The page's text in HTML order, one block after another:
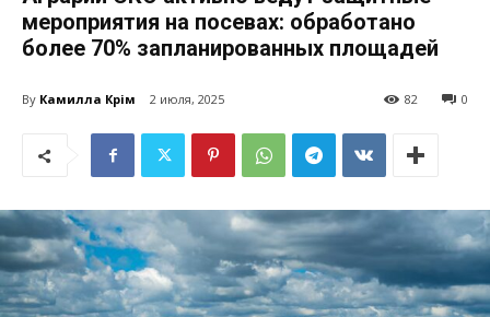
мероприятия на посевах: обработано
более 70% запланированных площадей
By Камилла Кәрім 2 июля, 2025 0
82